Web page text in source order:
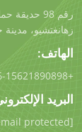
رقم 98
زهانغتشيو،
الهاتف:
+86-15621890898
البريد
[email protected]